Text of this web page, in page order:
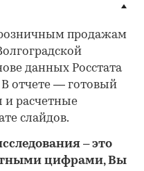
продажам
данных Росстата
В отчете — готовый
и расчетные
слайдов.
– это
цифрами, Вы